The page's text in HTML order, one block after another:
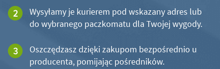
Wysyłamy je kurierem pod wskazany adres lub
do wybranego paczkomatu dla Twojej wygody.
Oszczędzasz dzięki zakupom bezpośrednio u
producenta, pomijając pośredników.